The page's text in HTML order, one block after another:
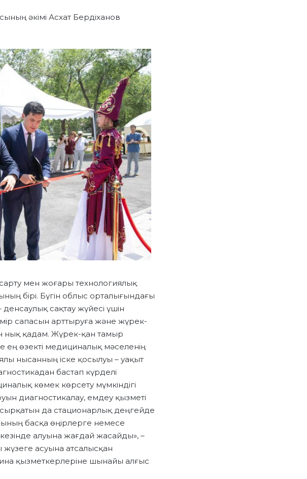
әкімі Асхат Бердіханов
мен жоғары технологиялық
бірі. Бүгін облыс орталығындағы
денсаулық сақтау жүйесі үшін
сапасын арттыруға және жүрек-
нық қадам. Жүрек-қан тамыр
ең өзекті медициналық мәселенің
нысанның іске қосылуы – уақыт
бастап күрделі
көмек көрсету мүмкіндігі
диагностикалау, емдеу қызметі
да стационарлық деңгейде
басқа өңірлерге немесе
алуына жағдай жасайды», –
асуына атсалысқан
қызметкерлеріне шынайы алғыс